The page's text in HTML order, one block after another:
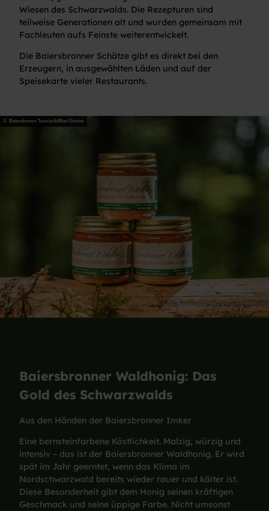
Wiesen des Schwarzwalds. Die Rezepturen sind
teilweise Generationen alt und wurden gemeinsam mit
Fachleuten aufs Feinste weiterentwickelt.
Die Baiersbronner Schätze gibt es direkt bei den
Erzeugern, in ausgewählten Läden und auf der
Speisekarte vieler Restaurants.
© Baiersbronn Touristik/Max Günter
Baiersbronner Waldhonig: Das
Gold des Schwarzwalds
Aus den Händen der Baiersbronner Imker
Eine bernsteinfarbene Köstlichkeit. Malzig, würzig und
intensiv – das ist der Baiersbronner Waldhonig. Er wird
spät im Jahr geerntet, wenn das Klima im
Nordschwarzwald bereits wieder rauer und kälter ist.
Diese Besonderheit gibt dem Honig seinen kräftigen
Geschmack und seine üppige Farbe. Nicht umsonst